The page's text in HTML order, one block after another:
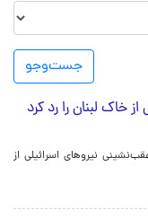
جست‌و‌جو
خاک لبنان را رد کرد
نیروهای اسرائیلی از